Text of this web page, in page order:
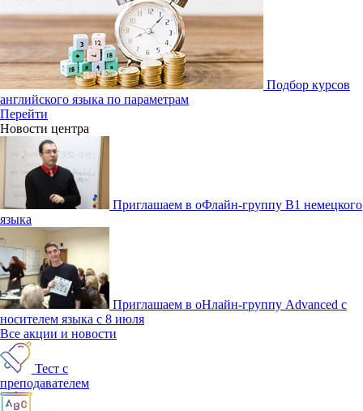
Подбор курсов
английского языка по параметрам
Перейти
Новости центра
Приглашаем в оФлайн-группу В1 немецкого
языка
Приглашаем в оНлайн-группу Advanced с
носителем языка с 8 июля
Все акции и новости
Тест с
преподавателем